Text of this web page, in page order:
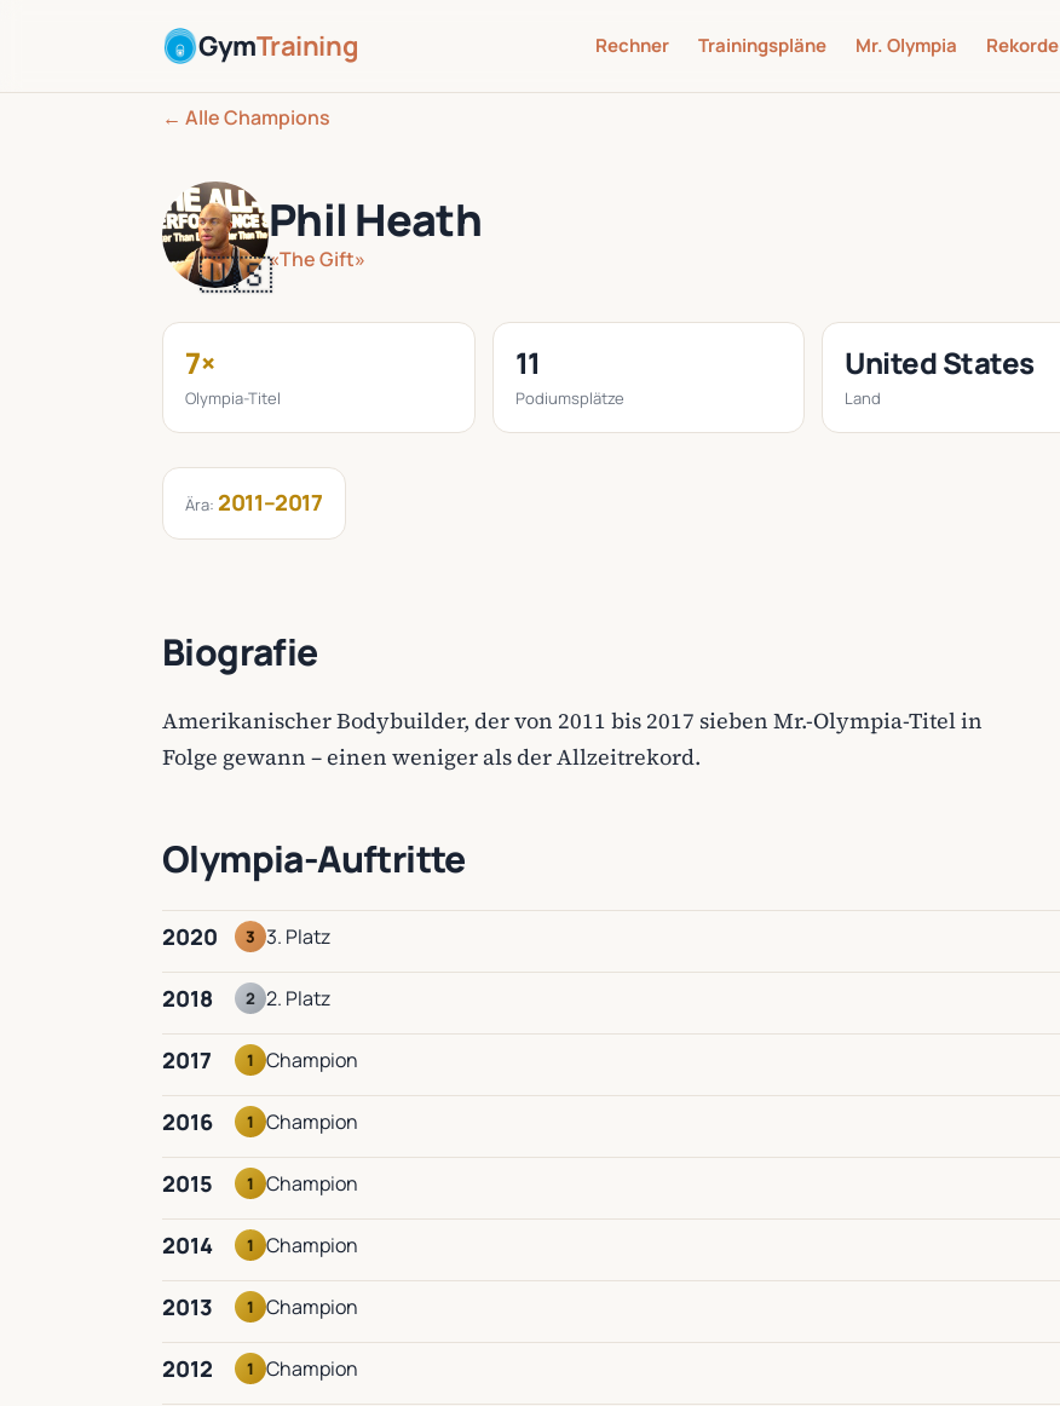
GymTraining Rechner Trainingspläne Mr. Olympia Rekorde
← Alle Champions
🇺🇸
Phil Heath
«The Gift»
7×
Olympia-Titel
11
Podiumsplätze
United States
Land
Ära: 2011–2017
Biografie
Amerikanischer Bodybuilder, der von 2011 bis 2017 sieben Mr.-Olympia-Titel in
Folge gewann – einen weniger als der Allzeitrekord.
Olympia-Auftritte
2020 3 3. Platz
2018 2 2. Platz
2017 1 Champion
2016 1 Champion
2015 1 Champion
2014 1 Champion
2013 1 Champion
2012 1 Champion